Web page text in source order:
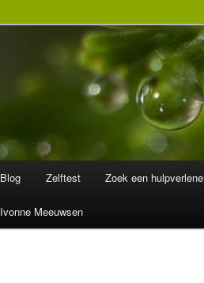
Hulpverlening na
Wegwijzer in Traumaland
Blog Zelftest Zoek een
Ivonne Meeuwsen